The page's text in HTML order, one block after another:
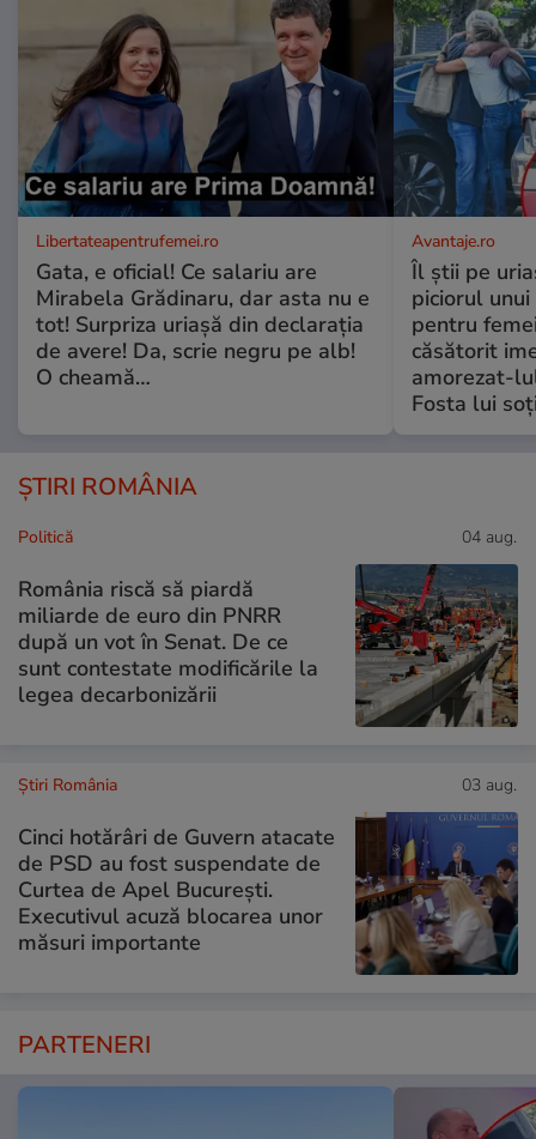
Libertateapentrufemei.ro
Gata, e oficial! Ce salariu are
Mirabela Grădinaru, dar asta nu e
tot! Surpriza uriașă din declarația
de avere! Da, scrie negru pe alb!
O cheamă…
Avantaje.ro
Îl știi pe
piciorul
pentru
căsătorit
amorezat-
Fosta lui
ȘTIRI ROMÂNIA
Politică 04 aug.
România riscă să piardă
miliarde de euro din PNRR
după un vot în Senat. De ce
sunt contestate modificările la
legea decarbonizării
Știri România 03 aug.
Cinci hotărâri de Guvern atacate
de PSD au fost suspendate de
Curtea de Apel București.
Executivul acuză blocarea unor
măsuri importante
PARTENERI